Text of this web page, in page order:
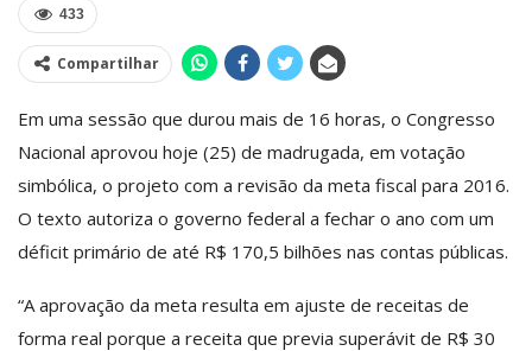
433
Compartilhar
Em uma sessão que durou mais de 16 horas, o Congresso
Nacional aprovou hoje (25) de madrugada, em votação
simbólica, o projeto com a revisão da meta fiscal para 2016.
O texto autoriza o governo federal a fechar o ano com um
déficit primário de até R$ 170,5 bilhões nas contas públicas.
“A aprovação da meta resulta em ajuste de receitas de
forma real porque a receita que previa superávit de R$ 30